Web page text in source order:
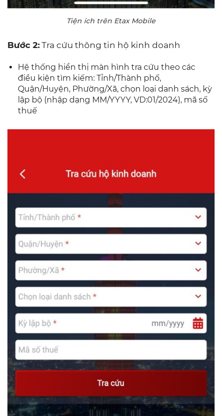
Tiện ích trên Etax Mobile
Bước 2: Tra cứu thông tin hộ kinh doanh
Hệ thống hiển thị màn hình tra cứu theo các
điều kiện tìm kiếm: Tỉnh/Thành phố,
Quận/Huyện, Phường/Xã, chọn loại danh sách, kỳ
lập bộ (nhập dạng MM/YYYY, VD:01/2024), mã số
thuế